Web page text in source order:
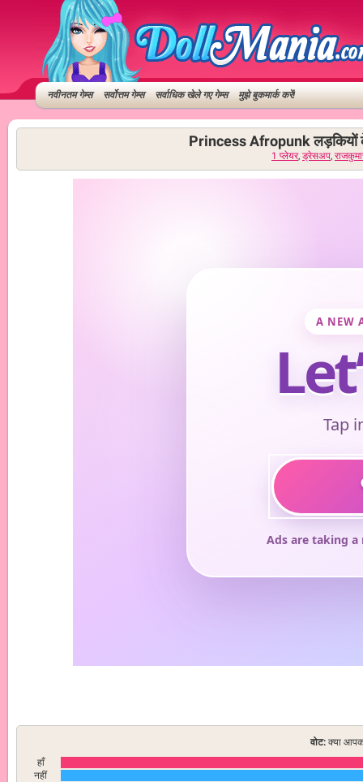
नवीनतम गेम्स सर्वोत्तम गेम्स सर्वाधिक खेले गए गेम्स मुझे बुकमार्क करें!
Princess Afropunk लड़कियों
1 प्लेयर, ड्रेसअप,
वोट: क्या
हाँ
नहीं